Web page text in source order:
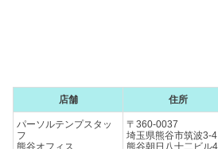
店舗 住所
パーソルテンプスタッ
フ
〒360-0037
埼玉県熊谷市筑波3-4